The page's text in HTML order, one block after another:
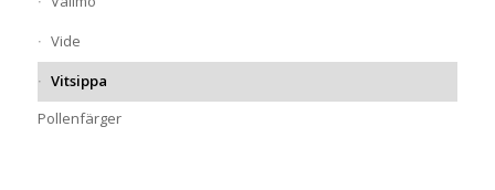
Vide
Vitsippa
Pollenfärger